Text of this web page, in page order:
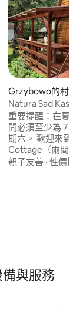
中獲得 4.87 的平均
Grzybowo的村舍
Natura Sad
+船
重要提醒：在夏季
間必須至少為 7 晚
期六。 歡迎來到
Cottage（兩間小
卡舒比亞
親子友善 ·性價比
與服務